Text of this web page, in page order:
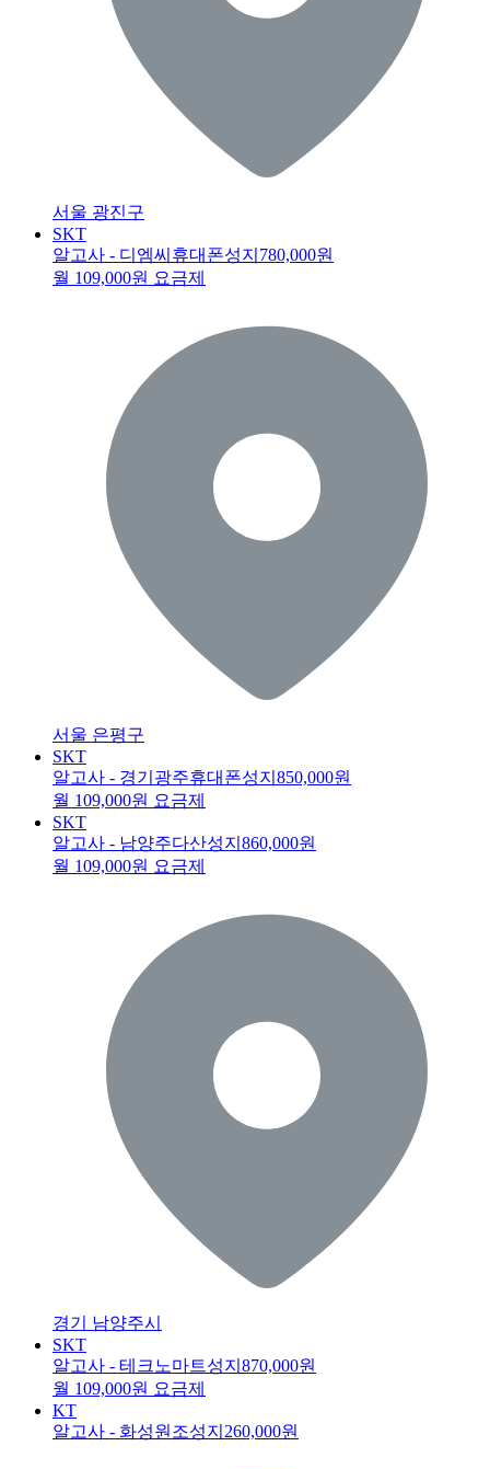
서울 광진구
SKT
알고사 - 디엠씨휴대폰성지 780,000원
월 109,000원 요금제
서울 은평구
SKT
알고사 - 경기광주휴대폰성지 850,000원
월 109,000원 요금제
SKT
알고사 - 남양주다산성지 860,000원
월 109,000원 요금제
경기 남양주시
SKT
알고사 - 테크노마트성지 870,000원
월 109,000원 요금제
KT
알고사 - 화성원조성지 260,000원